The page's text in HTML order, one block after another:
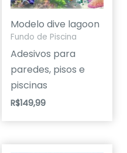
Modelo dive lagoon
Fundo de Piscina
Adesivos para
paredes, pisos e
piscinas
R$149,99